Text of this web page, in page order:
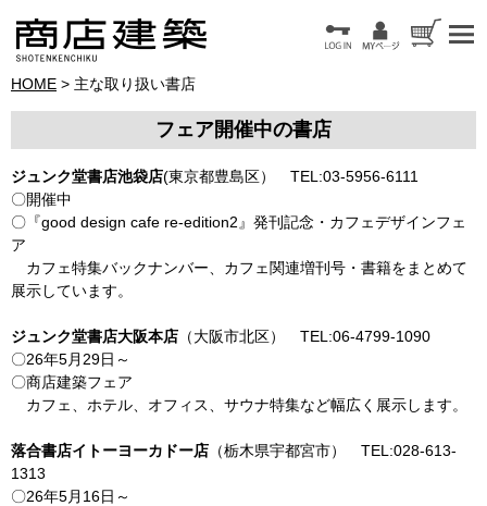
HOME > 主な取り扱い書店
フェア開催中の書店
ジュンク堂書店池袋店(東京都豊島区） TEL:03‐5956‐6111
〇開催中
〇『good design cafe re‐edition2』発刊記念・カフェデザインフェ
ア
カフェ特集バックナンバー、カフェ関連増刊号・書籍をまとめて
展示しています。
ジュンク堂書店大阪本店 （大阪市北区） TEL:06-4799-1090
〇26年5月29日～
〇商店建築フェア
カフェ、ホテル、オフィス、サウナ特集など幅広く展示します。
落合書店イトーヨーカドー店 （栃木県宇都宮市） TEL:028-613-
1313
〇26年5月16日～